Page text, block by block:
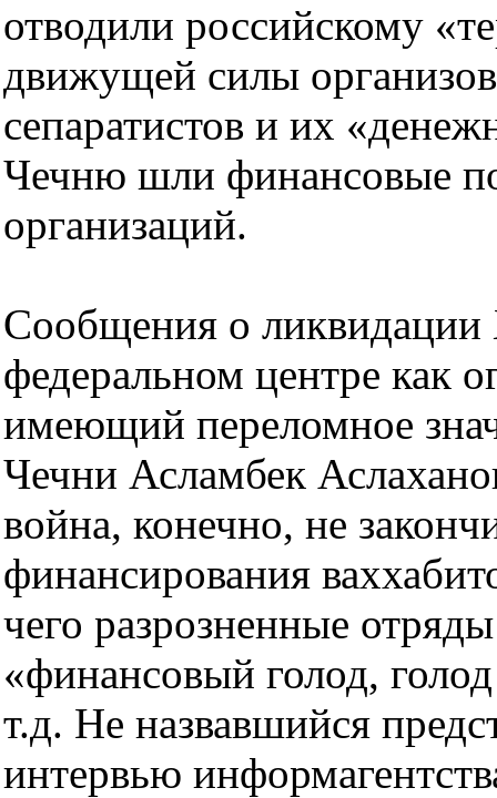
отводили российскому
движущей силы
сепаратистов и их
Чечню шли финансовые
организаций.
Сообщения о ликвидации
федеральном центре как
имеющий переломное
Чечни Асламбек
война, конечно, не
финансирования
чего разрозненные
«финансовый голод,
т.д. Не назвавшийся
интервью